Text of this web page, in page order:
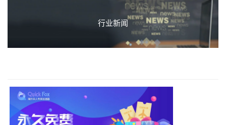
行业新闻